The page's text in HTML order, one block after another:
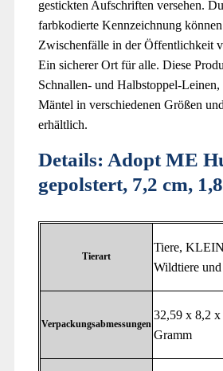
gestickten Aufschriften versehen.
farbkodierte Kennzeichnung
Zwischenfälle in der Öffentlichkeit
Ein sicherer Ort für alle. Diese
Schnallen- und Halbstoppel-Leinen,
Mäntel in verschiedenen Größen
erhältlich.
Details: Adopt ME
gepolstert, 7,2 cm,
Tierart
‎Tiere,
Wildtiere
Verpackungsabmessungen
‎32,59 x 8,2
Gramm